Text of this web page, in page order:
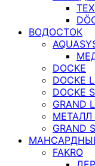
ВОДОСТОК
DOCKE
DOCKE
DOCKE
GRAND
GRAND
FAKRO